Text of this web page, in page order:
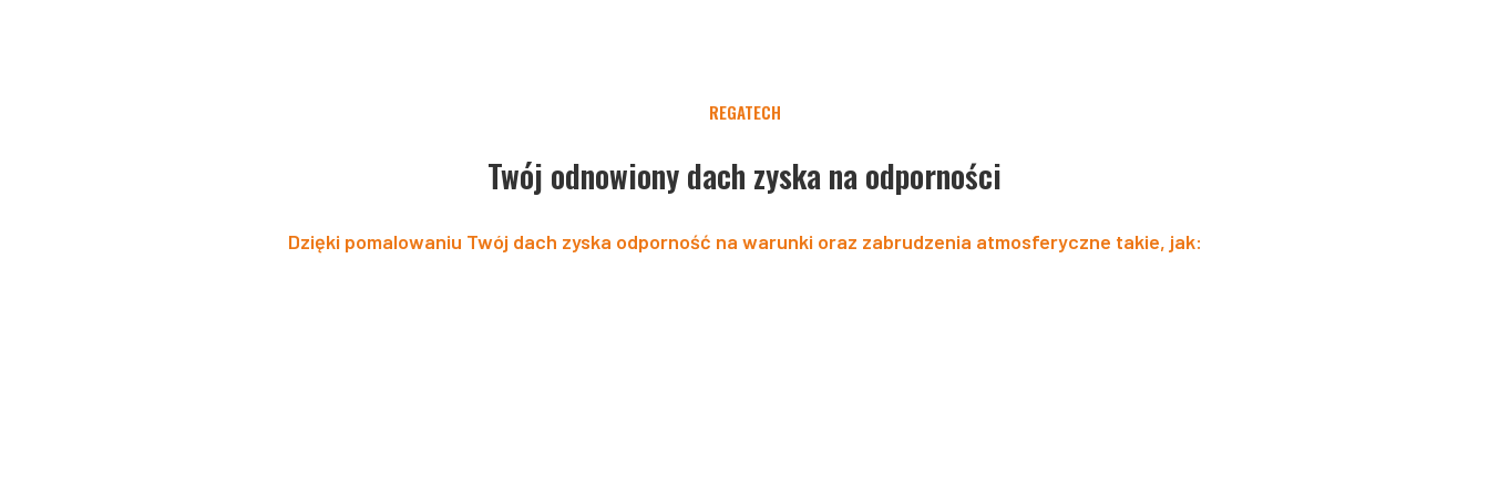
REGATECH
Twój odnowiony dach zyska na odporności
Dzięki pomalowaniu Twój dach zyska odporność na warunki oraz zabrudzenia atmosferyczne takie, jak: